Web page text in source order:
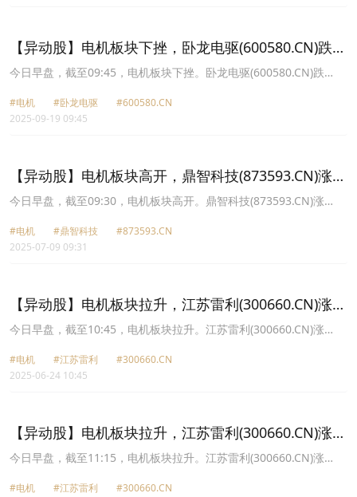
【异动股】电机板块下挫，卧龙电驱(600580.CN)跌
9.42%
今日早盘，截至09:45，电机板块下挫。卧龙电驱(600580.CN)跌
电机(002249.CN)跌7.36%报9.82元，方正电机(002196.CN)跌6.45%
报9.86元，鸣志电器(603728.CN)跌5.68%报72.68元，兆威机电
#电机 #卧龙电驱
#600580.CN
2025-09-19 09:45
【异动股】电机板块高开，鼎智科技(873593.CN)涨
8.11%
今日早盘，截至09:30，电机板块高开。鼎智科技(873593.CN)涨
(600580.CN)涨4.25%报20.35元，江苏雷利(300660.CN)涨3.91%报
44.67元，方正电机(002196.CN)涨2.44%报9.23元，鸣志电器
#电机 #鼎智科技
#873593.CN
2025-07-09 09:31
【异动股】电机板块拉升，江苏雷利(300660.CN)涨
14.16%
今日早盘，截至10:45，电机板块拉升。江苏雷利(300660.CN)涨
威机电(003021.CN)涨6.60%报104.6元，凯中精密(002823.CN)涨
5.53%报13.74元，鸣志电器(603728.CN)涨5.53%报57.24元，方正
#电机 #江苏雷利
#300660.CN
2025-06-24 10:45
【异动股】电机板块拉升，江苏雷利(300660.CN)涨
12.15%
今日早盘，截至11:15，电机板块拉升。江苏雷利(300660.CN)涨
机电(003021.CN)涨4.52%报104.75元，中电电机(603988.CN)涨
#电机 #江苏雷利
#300660.CN